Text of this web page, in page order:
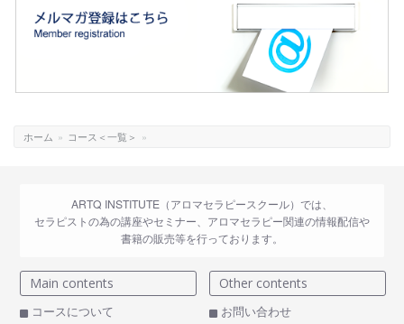
ホーム » コース＜一覧＞ »
ARTQ INSTITUTE（アロマセラピースクール）では、
セラピストの為の講座やセミナー、アロマセラピー関連の情報配信や
書籍の販売等を行っております。
Main contents
コースについて
Other contents
お問い合わせ